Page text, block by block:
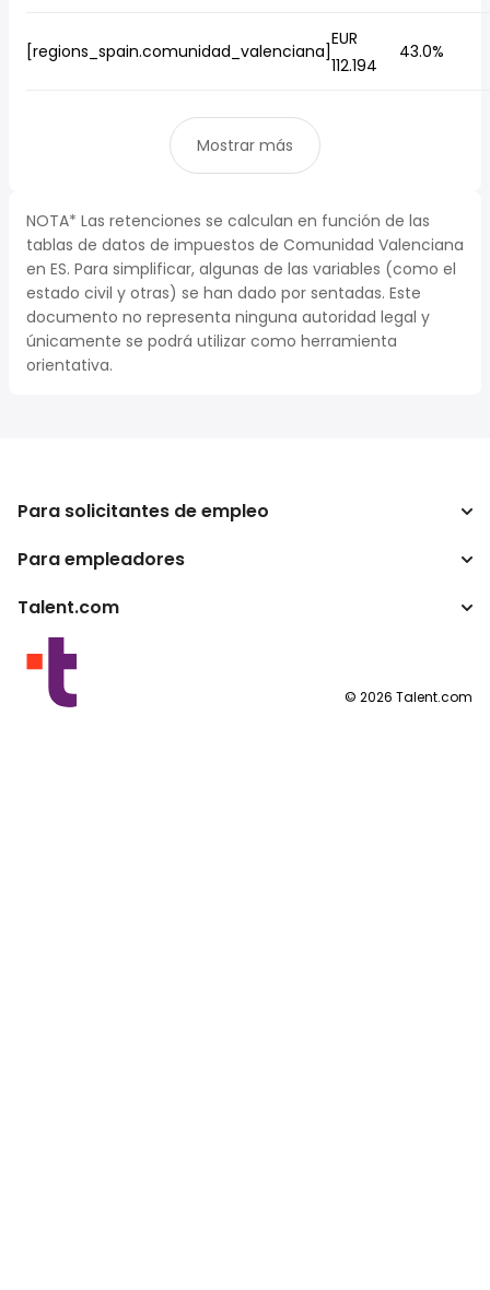
[regions_spain.comunidad_valenciana]
EUR
112.194
43.0%
Mostrar más
NOTA* Las retenciones se calculan en función de las
tablas de datos de impuestos de Comunidad Valenciana
en ES. Para simplificar, algunas de las variables (como el
estado civil y otras) se han dado por sentadas. Este
documento no representa ninguna autoridad legal y
únicamente se podrá utilizar como herramienta
orientativa.
Para solicitantes de empleo
Buscador de trabajo
Conversor de salario
Para empleadores
Empresa
Programas para publishers
Talent.com
Otros países
Condiciones de uso
© 2026 Talent.com